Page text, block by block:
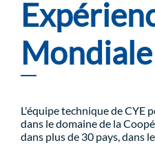
Mondiale
L'équipe technique de CYE
dans le domaine de la
dans plus de 30 pays, dans